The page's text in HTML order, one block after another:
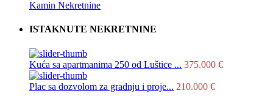
Kamin Nekretnine
ISTAKNUTE NEKRETNINE
Kuća sa apartmanima 250 od Luštice ... 375.000 €
Plac sa dozvolom za gradnju i proje... 210.000 €